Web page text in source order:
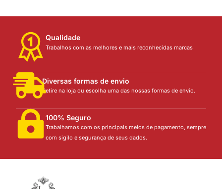
Qualidade
Trabalhos com as melhores e mais reconhecidas marcas
Diversas formas de envio
Retire na loja ou escolha uma das nossas formas de envio.
100% Seguro
Trabalhamos com os principais meios de pagamento, sempre
com sigilo e segurança de seus dados.